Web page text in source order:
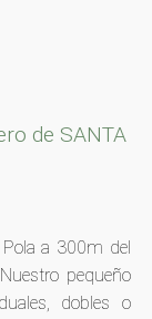
de SANTA
a 300m del
pequeño
dobles o